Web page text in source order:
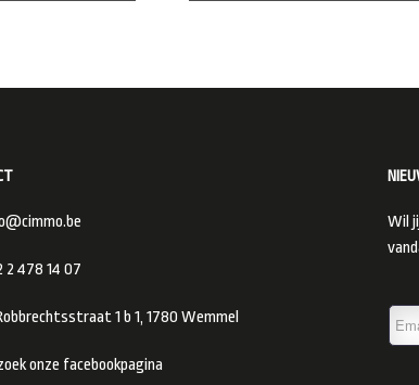
2 478 14 07
1 b 1, 1780 Wemmel
onze facebookpagina
Wil